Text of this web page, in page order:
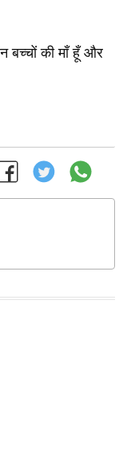
बच्चों की माँ हूँ और